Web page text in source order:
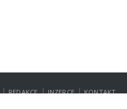
| REDAKCE | INZERCE | KONTAKT